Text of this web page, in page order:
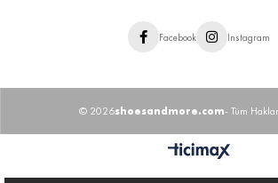
Facebook Instagram
© 2026shoesandmore.com- Tüm